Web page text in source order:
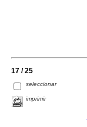
17 / 25
seleccionar
imprimir